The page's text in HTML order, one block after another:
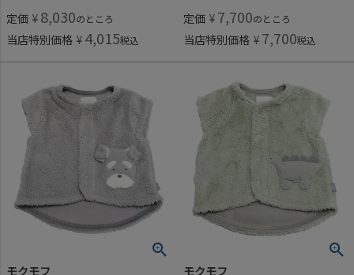
定価 ¥ 8,030のところ
当店特別価格 ¥ 4,015税込
定価 ¥ 7,700のところ
当店特別価格 ¥ 7,700税込
モクモフ モクモフ